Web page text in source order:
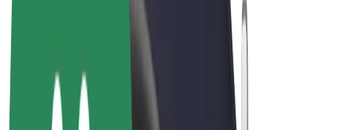
Bolt Food
Bolt Drive